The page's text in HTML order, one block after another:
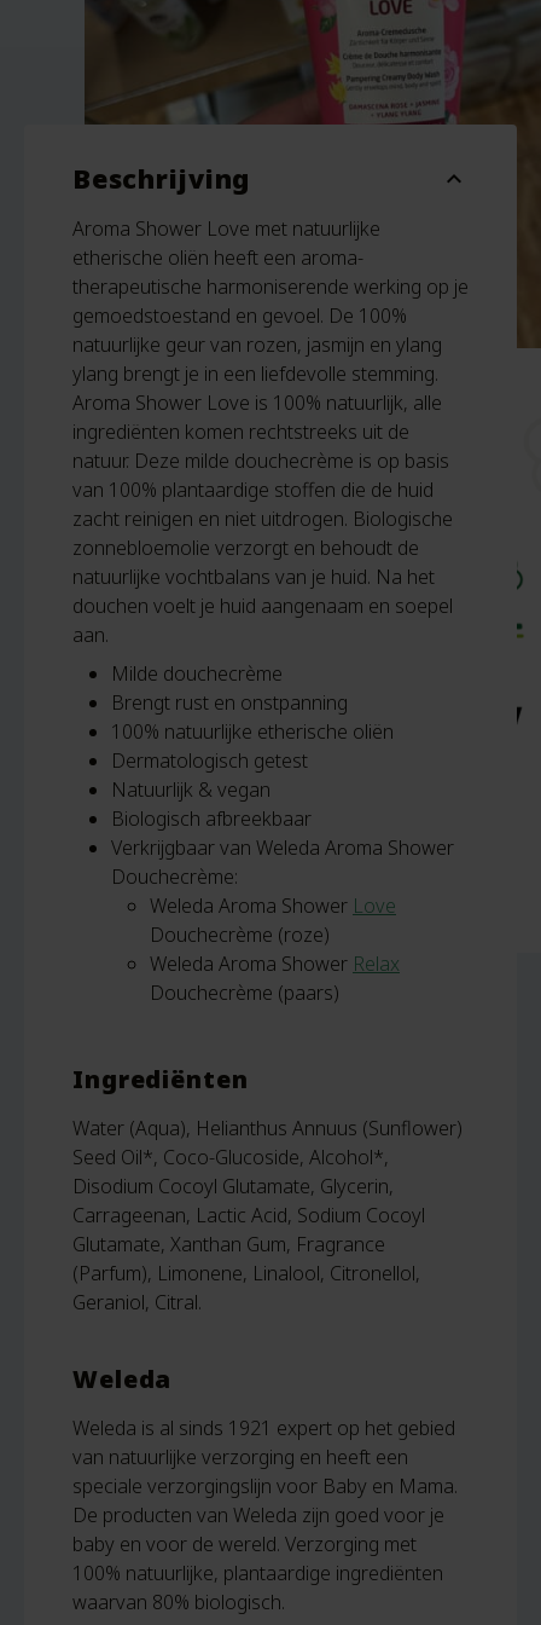
Beschrijving expand_more
Aroma Shower Love met natuurlijke
etherische oliën heeft een aroma-
therapeutische harmoniserende werking op je
gemoedstoestand en gevoel. De 100%
natuurlijke geur van rozen, jasmijn en ylang
ylang brengt je in een liefdevolle stemming.
Aroma Shower Love is 100% natuurlijk, alle
ingrediënten komen rechtstreeks uit de
natuur. Deze milde douchecrème is op basis
van 100% plantaardige stoffen die de huid
zacht reinigen en niet uitdrogen. Biologische
zonnebloemolie verzorgt en behoudt de
natuurlijke vochtbalans van je huid. Na het
douchen voelt je huid aangenaam en soepel
aan.
Milde douchecrème
Brengt rust en onstpanning
100% natuurlijke etherische oliën
Dermatologisch getest
Natuurlijk & vegan
Biologisch afbreekbaar
Verkrijgbaar van Weleda Aroma Shower
Douchecrème:
Weleda Aroma Shower Love
Douchecrème (roze)
Weleda Aroma Shower Relax
Douchecrème (paars)
Ingrediënten
Water (Aqua), Helianthus Annuus (Sunflower)
Seed Oil*, Coco-Glucoside, Alcohol*,
Disodium Cocoyl Glutamate, Glycerin,
Carrageenan, Lactic Acid, Sodium Cocoyl
Glutamate, Xanthan Gum, Fragrance
(Parfum), Limonene, Linalool, Citronellol,
Geraniol, Citral.
Weleda
Weleda is al sinds 1921 expert op het gebied
van natuurlijke verzorging en heeft een
speciale verzorgingslijn voor Baby en Mama.
De producten van Weleda zijn goed voor je
baby en voor de wereld. Verzorging met
100% natuurlijke, plantaardige ingrediënten
waarvan 80% biologisch.